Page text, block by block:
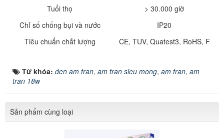
Tuổi thọ
> 30.000 giờ
Chỉ số chống bụi và nước
IP20
Tiêu chuẩn chất lượng
CE, TUV, Quatest3, RoHS, F
Từ khóa: den am tran, am tran sieu mong, am tran, am
tran 18w
Sản phẩm cùng loại